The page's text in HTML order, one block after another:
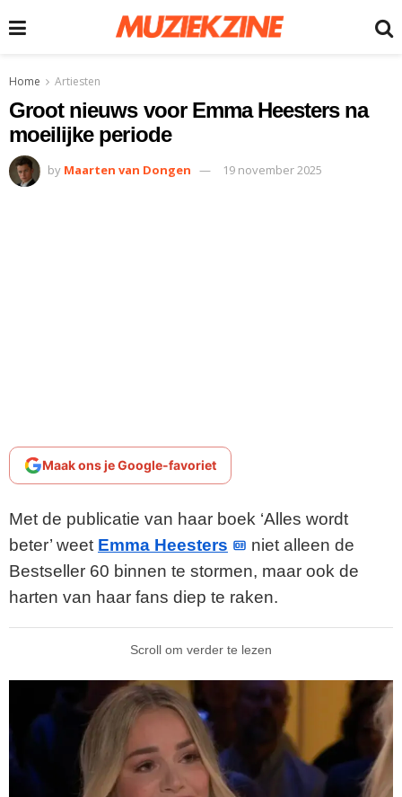
Home Artiesten
Groot nieuws voor Emma Heesters na
moeilijke periode
by Maarten van Dongen 19 november 2025
Maak ons je Google-favoriet
Met de publicatie van haar boek ‘Alles wordt
beter’ weet Emma Heesters
niet alleen de
Bestseller 60 binnen te stormen, maar ook de
harten van haar fans diep te raken.
Scroll om verder te lezen